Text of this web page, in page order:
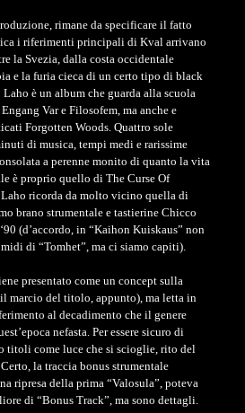
rimane da specificare il fatto
i riferimenti principali di Kval arrivano
la Svezia, dalla costa occidentale
e la furia cieca di un certo tipo di black
è un album che guarda alla scuola
Var e Filosofem, ma anche e
Forgotten Woods. Quattro sole
di musica, tempi medi e rarissime
a perenne monito di quanto la vita
è proprio quello di The Curse Of
ricorda da molto vicino quella di
brano strumentale e tastierine Chicco
(d’accordo, in “Kaihon Kuiskaus” non
di “Tomhet”, ma ci siamo capiti).
presentato come un concept sulla
marcio del titolo, appunto), ma letta in
al decadimento che il genere
nefasta. Per essere sicuro di
titoli come luce che si scioglie, rito del
la traccia bonus strumentale
ripresa della prima “Valosula”, poteva
di “Bonus Track”, ma sono dettagli.